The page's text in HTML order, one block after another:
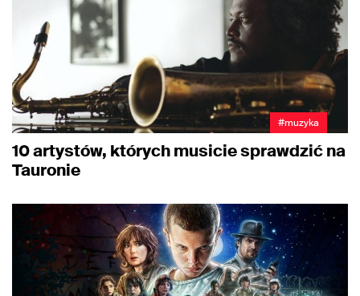
#muzyka
10 artystów, których musicie sprawdzić na
Tauronie